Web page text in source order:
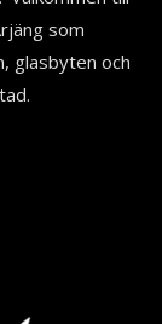
som
glasbyten och